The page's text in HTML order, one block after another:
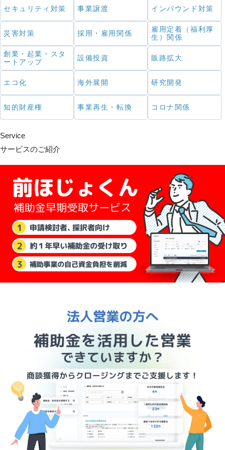
セキュリティ対策 事業譲渡 インバウンド対策
災害対策 採用・雇用関係
雇用定着（福利厚
生）関係
創業・起業・スタ
ートアップ
設備投資 販路拡大
エコ化 海外展開 研究開発
知的財産権 事業再生・転換 コロナ関係
Service
サービスのご紹介